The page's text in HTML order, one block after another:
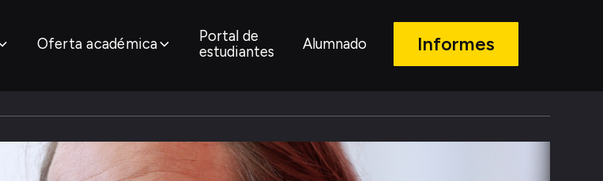
Oferta académica
Portal de
estudiantes
Alumnado Informes